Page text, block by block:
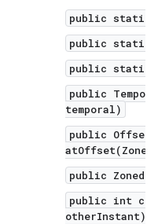
public static
public static
public static
public
temporal)
public
public
public int
otherInstant)